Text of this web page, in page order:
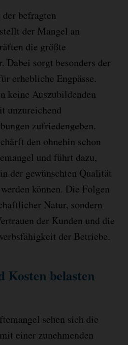
befragten
der Mangel an
die größte
Dabei sorgt besonders der
erhebliche Engpässe.
keine Auszubildenden
unzureichend
zufriedengeben.
den ohnehin schon
und führt dazu,
der gewünschten Qualität
können. Die Folgen
Natur, sondern
der Kunden und die
der Betriebe.
belasten
sehen sich die
einer zunehmenden